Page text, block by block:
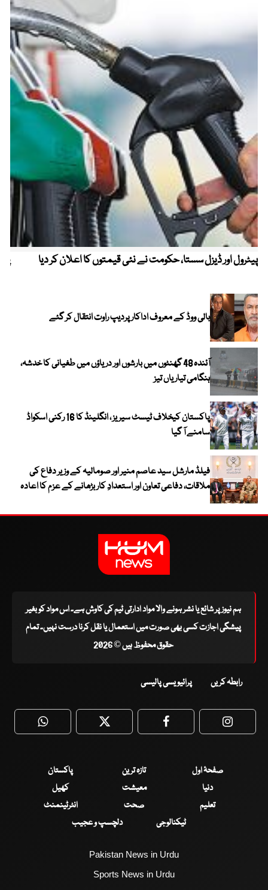
پیٹرول اور ڈیزل سستا، حکومت نے نئی قیمتوں کا اعلان کر دیا
بالی ووڈ کے معروف اداکار پردیپ راوت انتقال کر گئے
آئندہ 48 گھنٹوں میں بارشوں اور دریاؤں میں طغیانی کا خدشہ،
ہنگامی تیاریاں تیز
پاکستان کیخلاف ٹیسٹ سیریز ، انگلینڈ کا 16 رکنی اسکواڈ
سامنے آ گیا
فیلڈ مارشل سید عاصم منیر اور صومالیہ کے وزیر دفاع کی
ملاقات، دفاعی تعاون اور استعدادِ کار بڑھانے کے عزم کا اعادہ
ہم نیوز پر شائع یا نشر ہونے والا مواد ادارتی ٹیم کی کاوش ہے۔ اس مواد کو بغیر
پیشگی اجازت کسی بھی صورت میں استعمال یا نقل کرنا درست نہیں۔ تمام
حقوق محفوظ ہیں © 2026
رابطہ کریں پرائیویسی پالیسی
WhatsApp Twitter Facebook
صفحۂ اول تازہ ترین
پاکستان
دنیا
معیشت
کھیل
تعلیم
صحت
انٹرٹینمنٹ
ٹیکنالوجی
دلچسپ و عجیب
Pakistan News in Urdu
Sports News in Urdu